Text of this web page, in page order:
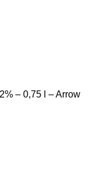
– 0,75 l – Arrow